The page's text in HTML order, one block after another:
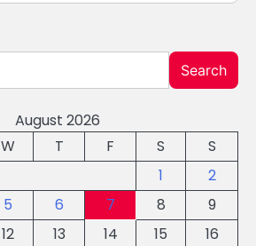
Search
August 2026
W T F S
S
1
2
5 6 7 8
9
12 13 14 15
16